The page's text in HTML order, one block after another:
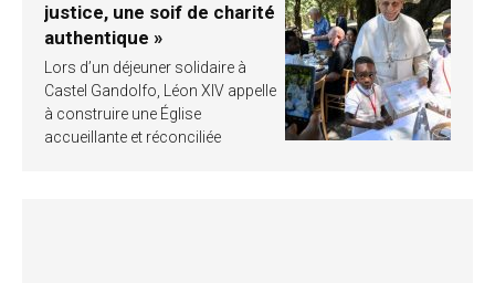
justice, une soif de charité
authentique »
Lors d’un déjeuner solidaire à
Castel Gandolfo, Léon XIV appelle
à construire une Église
accueillante et réconciliée